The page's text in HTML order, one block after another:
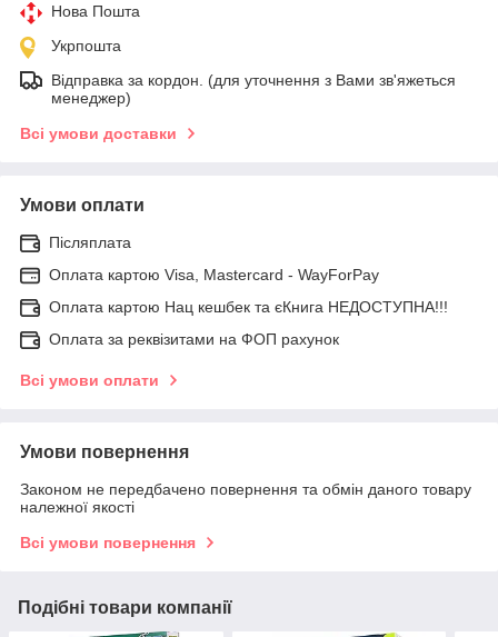
Нова Пошта
Укрпошта
Відправка за кордон. (для уточнення з Вами зв'яжеться
менеджер)
Всі умови доставки
Умови оплати
Післяплата
Оплата картою Visa, Mastercard - WayForPay
Оплата картою Нац кешбек та єКнига НЕДОСТУПНА!!!
Оплата за реквізитами на ФОП рахунок
Всі умови оплати
Умови повернення
Законом не передбачено повернення та обмін даного товару
належної якості
Всі умови повернення
Подібні товари компанії